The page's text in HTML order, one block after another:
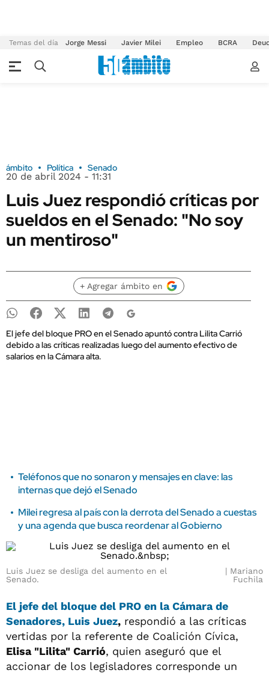
Temas del día Jorge Messi Javier Milei Empleo BCRA
ámbito Política Senado
20 de abril 2024 - 11:31
Luis Juez respondió críticas por
sueldos en el Senado: "No soy
un mentiroso"
+ Agregar ámbito en
El jefe del bloque PRO en el Senado apuntó contra Lilita Carrió
debido a las críticas realizadas luego del aumento efectivo de
salarios en la Cámara alta.
Teléfonos que no sonaron y mensajes en clave: las
internas que dejó el Senado
Milei regresa al país con la derrota del Senado a cuestas
y una agenda que busca reordenar al Gobierno
Luis Juez se desliga del aumento en el
Senado.
Mariano
Fuchila
El jefe del bloque del PRO en laCámara de
Senadores, Luis Juez, respondió a las críticas
vertidas por la referente de Coalición Cívica,
Elisa "Lilita" Carrió, quien aseguró que el
accionar de los legisladores corresponde un